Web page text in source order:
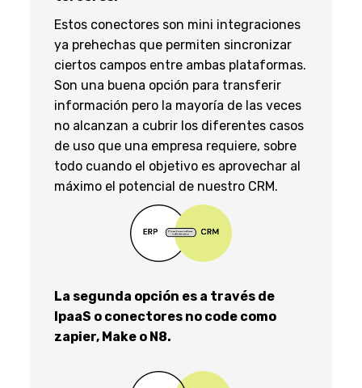
Estos conectores son mini integraciones
ya prehechas que permiten sincronizar
ciertos campos entre ambas plataformas.
Son una buena opción para transferir
información pero la mayoría de las veces
no alcanzan a cubrir los diferentes casos
de uso que una empresa requiere, sobre
todo cuando el objetivo es aprovechar al
máximo el potencial de nuestro CRM.
La segunda opción es a través de
IpaaS o conectores no code como
zapier, Make o N8.